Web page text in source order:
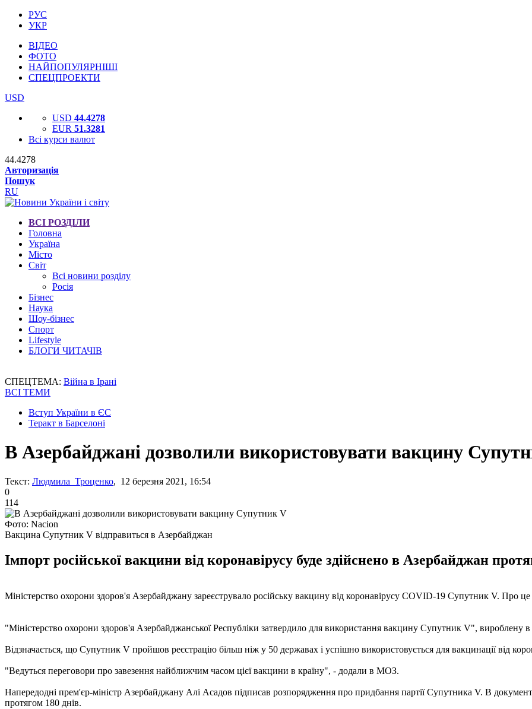
РУС
УКР
ВІДЕО
ФОТО
НАЙПОПУЛЯРНІШІ
СПЕЦПРОЕКТИ
USD
USD 44.4278
EUR 51.3281
Всі курси валют
44.4278
Авторизація
Пошук
RU
ВСІ РОЗДІЛИ
Головна
Україна
Місто
Світ
Всі новини розділу
Росія
Бізнес
Наука
Шоу-бізнес
Спорт
Lifestyle
БЛОГИ ЧИТАЧІВ
СПЕЦТЕМА: Війна в Ірані
ВСІ ТЕМИ
Вступ України в ЄС
Теракт в Барселоні
В Азербайджані дозволили використовувати вакцину
Текст: Людмила Троценко, 12 березня 2021, 16:54
0
114
Фото: Nacion
Вакцина Супутник V відправиться в Азербайджан
Імпорт російської вакцини від коронавірусу буде здійснено в Азербайджан
Міністерство охорони здоров'я Азербайджану зареєструвало російську вакцину від коронавірусу COVID-19 Супутник V. Про це
"Міністерство охорони здоров'я Азербайджанської Республіки затвердило для використання вакцину Супутник V", вироблену в
Відзначається, що Супутник V пройшов реєстрацію більш ніж у 50 державах і успішно використовується для вакцинації від
"Ведуться переговори про завезення найближчим часом цієї вакцини в країну", - додали в МОЗ.
Напередодні прем'єр-міністр Азербайджану Алі Асадов підписав розпорядження про придбання партії Супутника V. В
протягом 180 днів.